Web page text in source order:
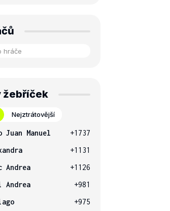
žebříček
Nejztrátovější
Juan Manuel
+1737
+1131
Andrea
+1126
Andrea
+981
+975